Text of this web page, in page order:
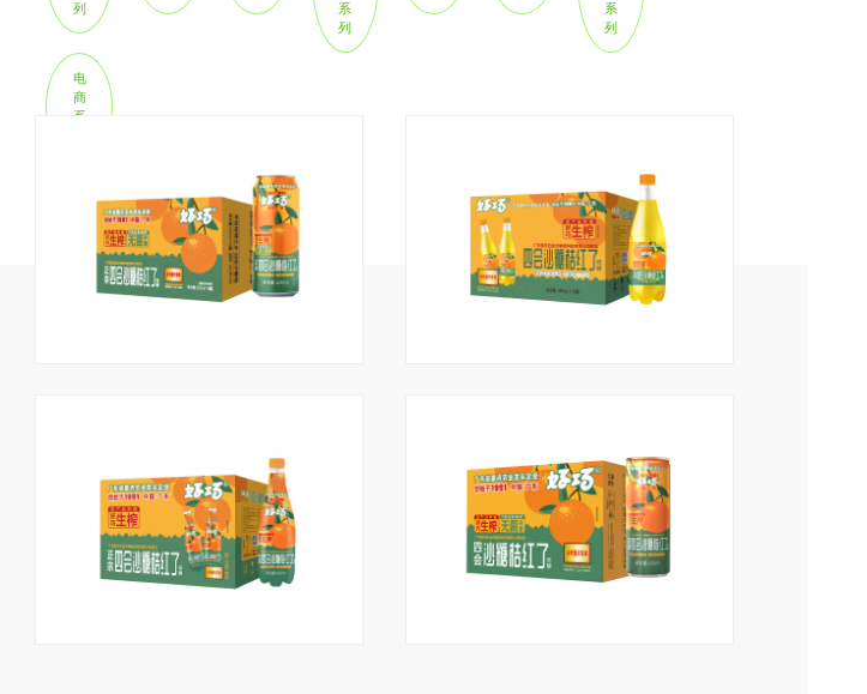
列
系
列
系
列
电
商
系